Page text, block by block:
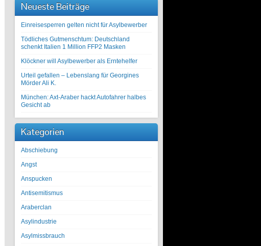
Neueste Beiträge
Einreisesperren gelten nicht für Asylbewerber
Tödliches Gutmenschtum: Deutschland
schenkt Italien 1 Million FFP2 Masken
Klöckner will Asylbewerber als Erntehelfer
Urteil gefallen – Lebenslang für Georgines
Mörder Ali K.
München: Axt-Araber hackt Autofahrer halbes
Gesicht ab
Kategorien
Abschiebung
Angst
Anspucken
Antisemitismus
Araberclan
Asylindustrie
Asylmissbrauch